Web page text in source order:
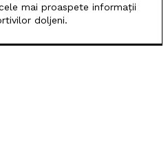
mai proaspete informații
doljeni.